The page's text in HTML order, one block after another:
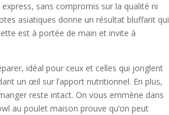
sans compromis sur la qualité ni
asiatiques donne un résultat bluffant qui
est à portée de main et invite à
idéal pour ceux et celles qui jonglent
un œil sur l’apport nutritionnel. En plus,
reste intact. On vous emmène dans
au poulet maison prouve qu’on peut